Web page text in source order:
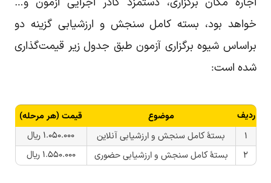
خواهد بود، بسته کامل سنجش و ارزشیابی گزینه دو
براساس شیوه برگزاری آزمون طبق جدول زیر قیمت‌گذاری
شده است:
ردیف موضوع قیمت (هر مرحله)
۱ بستۀ کامل سنجش و ارزشیابی آنلاین
۱.۰۵۰.۰۰۰ ریال
۲
بستۀ کامل سنجش و ارزشیابی حضوری ۱.۵۵۰.۰۰۰ ریال